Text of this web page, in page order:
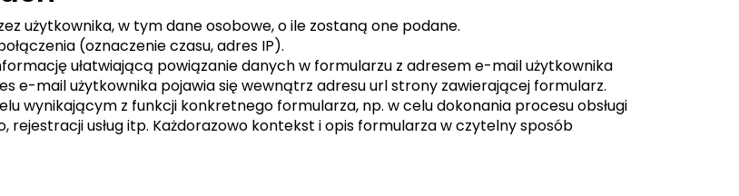
użytkownika, w tym dane osobowe, o ile zostaną one podane.
(oznaczenie czasu, adres IP).
ułatwiającą powiązanie danych w formularzu z adresem e-mail użytkownika
e-mail użytkownika pojawia się wewnątrz adresu url strony zawierającej formularz.
wynikającym z funkcji konkretnego formularza, np. w celu dokonania procesu obsługi
rejestracji usług itp. Każdorazowo kontekst i opis formularza w czytelny sposób